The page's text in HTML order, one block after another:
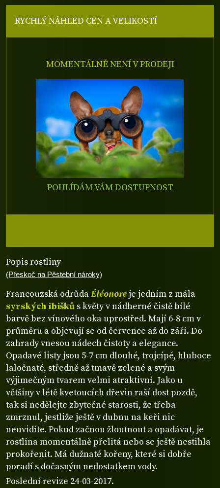
Popis rostliny
(Přeskoč na Pěstební nároky)
Francouzská odrůdaÉléonore je jedním z mála
syrských ibišků s květy v nádherné čistě bílé
barvě bez vínového oka uprostřed. Mají 6-8 cm v
průměru a objevují se od července až do září. Do
zahrady vnesou nádech čistoty a elegance.
Opadavé listy jsou 5-7 cm dlouhé, trojcípé, hluboce
laločnaté, středně až tmavě zelené a svým
výjimečným tvarem velmi atraktivní. Jako u
většiny v létě kvetoucích dřevin raší dost pozdě,
tak si nedělejte zbytečné starosti, že třeba
zmrznul, jestliže ještě v dubnu na keři nic
neuvidíte. Pokud začnou žloutnout a opadávat, je
rostlina momentálně přelitá nebo se ještě nestihla
prokořenit. Má dužnaté kořeny, které si dobře
poradí s dočasným nedostatkem vody.
Poslední revize 24-03-2017.
RYCHLÝ NÁHLED CEN A VELIKOSTÍ
MOMENTÁLNĚ NENÍ V PRODEJI
POHLÍDÁM VÁM DOSTUPNOST